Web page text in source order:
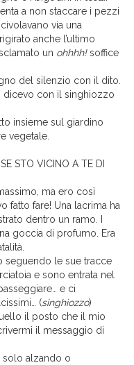
a non staccare i pezzi
via una
anche l’ultimo
un ohhhh!soffice
del silenzio con il dito.
dicevo con il singhiozzo
insieme sul giardino
vegetale.
STO VICINO A TE DI
ma ero così
fatto fare! Una lacrima ha
dentro un ramo. I
goccia di profumo. Era
seguendo le sue tracce
e sono entrata nel
e ci
(singhiozzo)
il posto che il mio
il messaggio di
solo alzando o